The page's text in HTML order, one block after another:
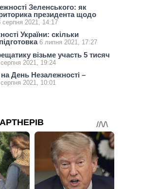
Зеленського: як
президента щодо
серпня 2021, 14:17
України: скільки
6 липня 2021, 17:27
візьме участь 5 тисяч
2021, 19:24
День Незалежності –
2021, 10:01